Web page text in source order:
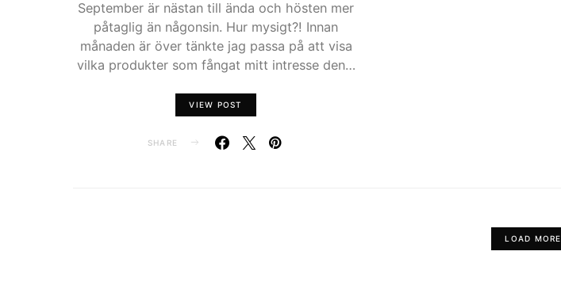
September är nästan till ända och hösten mer
påtaglig än någonsin. Hur mysigt?! Innan
månaden är över tänkte jag passa på att visa
vilka produkter som fångat mitt intresse den…
VIEW POST
SHARE
LOAD MORE